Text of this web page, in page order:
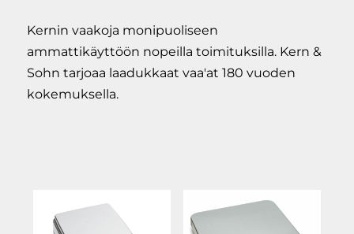
Kernin vaakoja monipuoliseen
ammattikäyttöön nopeilla toimituksilla. Kern &
Sohn tarjoaa laadukkaat vaa'at 180 vuoden
kokemuksella.